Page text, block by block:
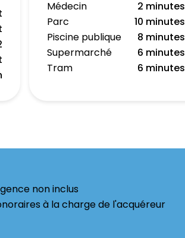
Médecin
2 minutes
Parc
10 minutes
Piscine publique
8 minutes
Supermarché
6 minutes
Tram
6 minutes
non inclus
à la charge de l'acquéreur